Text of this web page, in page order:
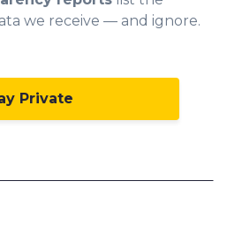
we receive — and ignore.
Private